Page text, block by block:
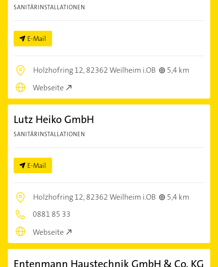
SANITÄRINSTALLATIONEN
E-Mail
Holzhofring 12,82362 Weilheim i.OB
5,4 km
Webseite
Lutz Heiko GmbH
SANITÄRINSTALLATIONEN
E-Mail
Holzhofring 12,82362 Weilheim i.OB
5,4 km
0881 85 33
Webseite
Entenmann Haustechnik GmbH & Co. KG